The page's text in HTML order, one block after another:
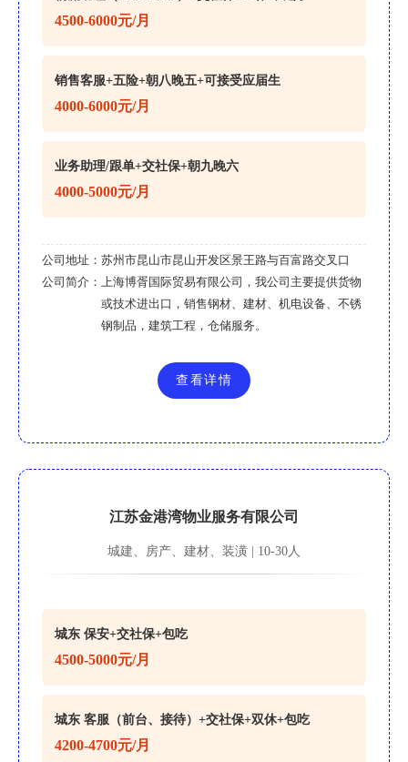
4500-6000元/月
销售客服+五险+朝八晚五+可接受应届生
4000-6000元/月
业务助理/跟单+交社保+朝九晚六
4000-5000元/月
公司地址： 苏州市昆山市昆山开发区景王路与百富路交叉口
公司简介：
上海博胥国际贸易有限公司，我公司主要提供货物
或技术进出口，销售钢材、建材、机电设备、不锈
钢制品，建筑工程，仓储服务。
查看详情
江苏金港湾物业服务有限公司
城建、房产、建材、装潢 | 10-30人
城东 保安+交社保+包吃
4500-5000元/月
城东 客服（前台、接待）+交社保+双休+包吃
4200-4700元/月